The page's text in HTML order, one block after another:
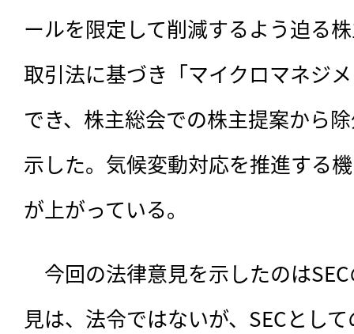
ールを限定して削減するよう迫る
取引法に基づき「マイクロマネジ
でき、株主総会での株主提案から
示した。気候変動対応を推進する
が上がっている。
今回の法律意見を示したのは
見は、法令ではないが、SECとし